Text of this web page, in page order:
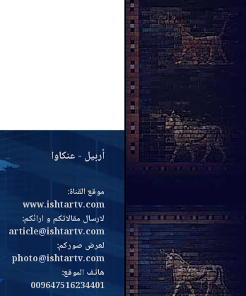
أربيل - عنكاوا
موقع القناة:
www.ishtartv.com
لارسال مقالاتكم و ارائكم:
article@ishtartv.com
لعرض صوركم:
photo@ishtartv.com
هاتف الموقع:
009647516234401